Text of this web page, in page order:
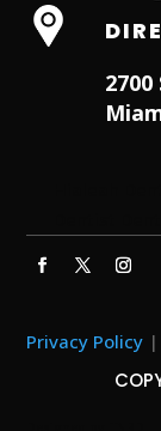
2700
Privacy Policy |